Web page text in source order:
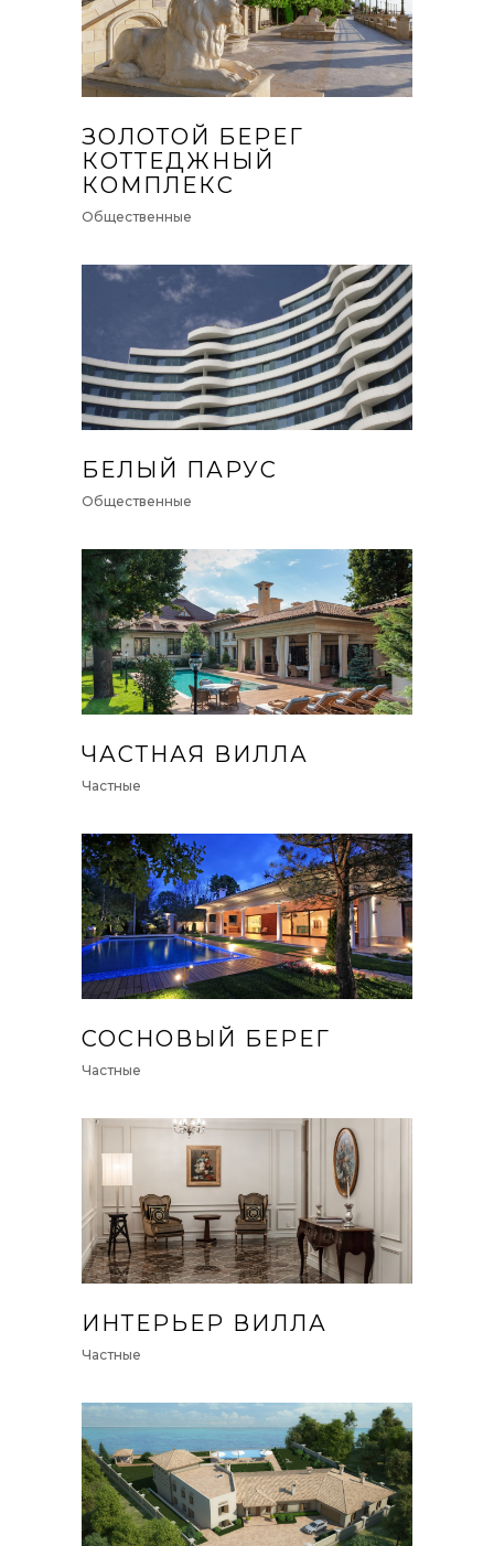
ЗОЛОТОЙ БЕРЕГ
КОТТЕДЖНЫЙ
КОМПЛЕКС
Общественные
БЕЛЫЙ ПАРУС
Общественные
ЧАСТНАЯ ВИЛЛА
Частные
СОСНОВЫЙ БЕРЕГ
Частные
ИНТЕРЬЕР ВИЛЛА
Частные